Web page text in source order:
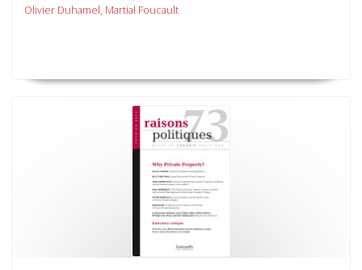
Olivier Duhamel, Martial Foucault